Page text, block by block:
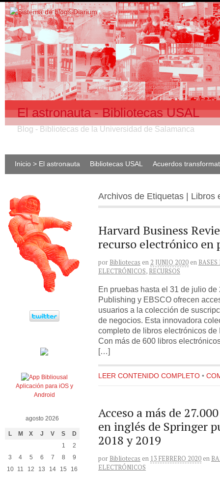
El astronauta - Bibliotecas USAL
Blog - Bibliotecas de la Universidad de Salamanca
Inicio > El astronauta Bibliotecas USAL Acuerdos
Archivos de Etiquetas | Libros
Harvard Business
recurso electrónico en
por Bibliotecas en 2 JUNIO 2020 en
ELECTRÓNICOS, RECURSOS
En pruebas hasta el 31 de julio
Publishing y EBSCO ofrecen
usuarios a la colección de
de negocios. Esta innovadora
completo de libros electrónicos
Con más de 600 libros
[…]
LEER CONTENIDO COMPLETO •
Acceso a más de
en inglés de Springer
2018 y 2019
por Bibliotecas en 13 FEBRERO 2020 en
ELECTRÓNICOS
Aplicación para iOS y
Android
agosto 2026
L M X J V S D
1
2
3
4 5 6 7 8
9
10
11 12 13 14 15
16